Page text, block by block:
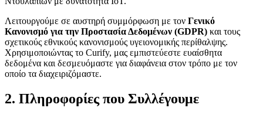
Λειτουργούμε σε αυστηρή συμμόρφωση με τον Γενικό
Κανονισμό για την Προστασία Δεδομένων (GDPR) και τους
σχετικούς εθνικούς κανονισμούς υγειονομικής περίθαλψης.
Χρησιμοποιώντας το Curify, μας εμπιστεύεστε ευαίσθητα
δεδομένα και δεσμευόμαστε για διαφάνεια στον τρόπο με τον
οποίο τα διαχειριζόμαστε.
2. Πληροφορίες που Συλλέγουμε